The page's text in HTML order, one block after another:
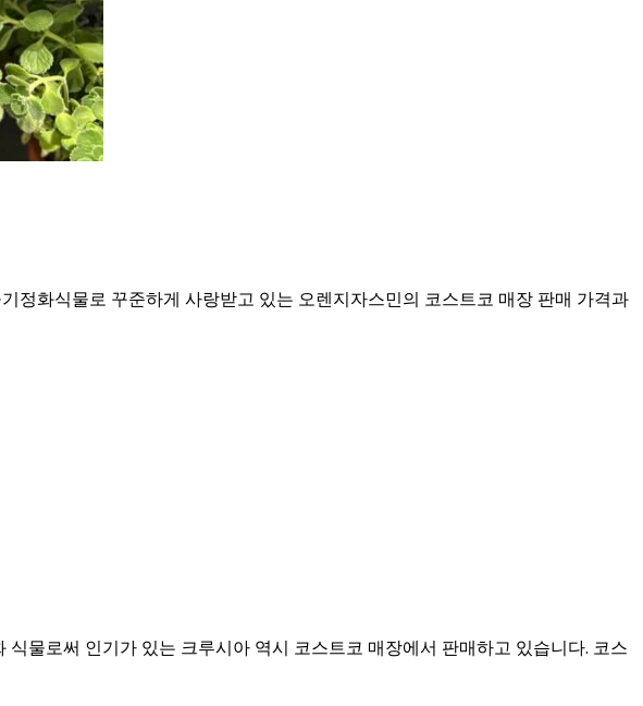
정화식물로 꾸준하게 사랑받고 있는 오렌지자스민의 코스트코 매장 판매 가격과
물로써 인기가 있는 크루시아 역시 코스트코 매장에서 판매하고 있습니다. 코스